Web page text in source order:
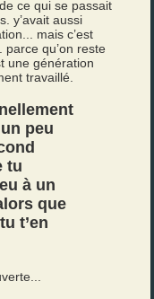
ce qui se passait
y’avait aussi
mais c’est
qu’on reste
une génération
travaillé.
peu
tu
à un
que
t’en